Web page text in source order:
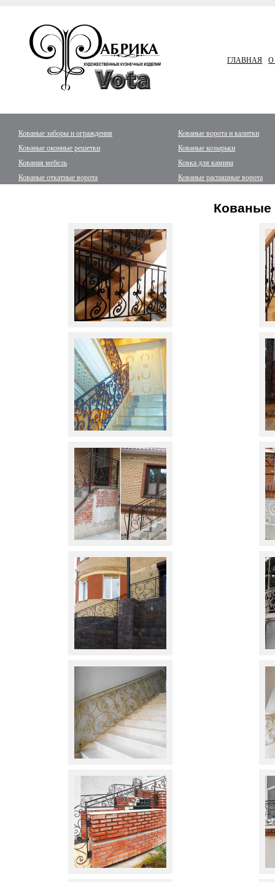
ГЛАВНАЯ О
Кованые заборы и ограждения
Кованые ворота и калитки
Кованые оконные решетки
Кованые козырьки
Кованая мебель
Ковка для камина
Кованые откатные ворота
Кованые распашные ворота
Кованые